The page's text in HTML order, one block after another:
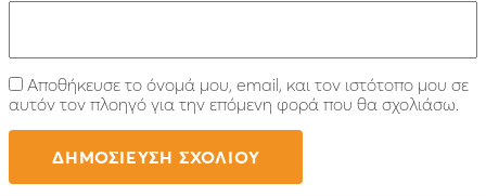
Αποθήκευσε το όνομά μου, email, και τον ιστότοπο μου σε
αυτόν τον πλοηγό για την επόμενη φορά που θα σχολιάσω.